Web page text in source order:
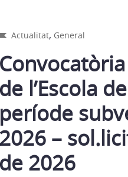
Actualitat, General
de l’Escola
període
2026 –
de 2026